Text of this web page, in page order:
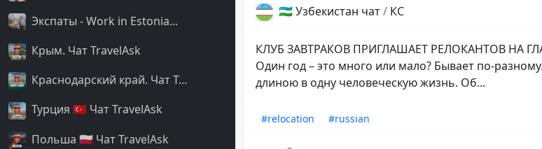
Экспаты - Work in Estonia...
Крым. Чат TravelAsk
Краснодарский край. Чат T...
Турция 🇹🇷 Чат TravelAsk
Польша 🇵🇱 Чат TravelAsk
🇺🇿 Узбекистан чат/ КС
КЛУБ ЗАВТРАКОВ ПРИГЛАШАЕТ РЕЛОКАНТОВ НА
Один год – это много или мало? Бывает по-
длиною в одну человеческую жизнь. Об...
#relocation #russian